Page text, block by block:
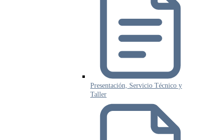
Presentación, Servicio Técnico y
Taller